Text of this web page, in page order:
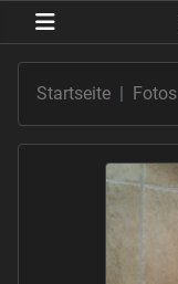
Startseite Fotos